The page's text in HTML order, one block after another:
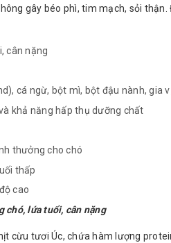
gây béo phì, tim mạch, sỏi
cân nặng
cá ngừ, bột mì, bột đậu nành, gia
khả năng hấp thụ dưỡng chất
thưởng cho chó
thấp
cao
chó, lứa tuổi, cân nặng
cừu tươi Úc, chứa hàm lượng